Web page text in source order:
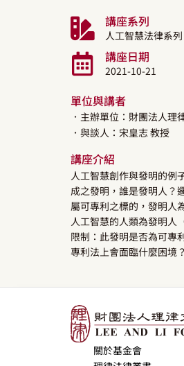
講座系列
人工智慧法律系列
講座日期
2021-10-21
單位與講者
．主辦單位：財團法人理
．與談人： 宋皇志教授
講座介紹
人工智慧創作與發明的例
成之發明，誰是發明人？
屬可專利之標的，發明人
人工智慧的人類為發明人
限制：此發明是否為可專
專利法上會面臨什麼困境
關於基金會